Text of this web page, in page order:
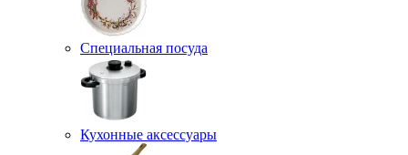
Специальная посуда
Кухонные аксессуары